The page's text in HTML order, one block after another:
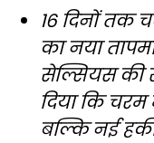
16 दिनों तक
का नया
सेल्सियस की
दिया कि
बल्कि नई